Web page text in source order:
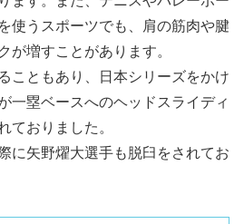
使うスポーツでも、肩の筋肉や腱
が増すことがあります。
こともあり、日本シリーズをかけ
一塁ベースへのヘッドスライディ
ておりました。
に矢野燿大選手も脱臼をされてお